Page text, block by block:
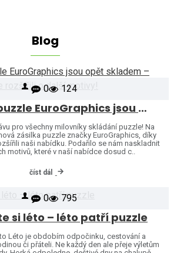
Blog
0 124
Oblíbené puzzle EuroGraphics jsou opět skladem – naši nabídku jsme rozšířili o další motivy!
pro všechny milovníky skládání puzzle! Na
zásilka puzzle značky EuroGraphics, díky
naši nabídku. Podařilo se nám naskladnit
motivů, které v naší nabídce dosud c..
číst dál
0 795
si léto – léto patří puzzle
Léto je obdobím odpočinku, cestování a
či přáteli. Ne každý den ale přeje výletům